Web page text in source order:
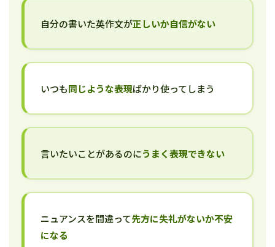
自分の書いた英作文が正しいか自信がない
いつも同じような表現ばかり使ってしまう
言いたいことがあるのにうまく表現できない
ニュアンスを間違って先方に失礼がないか不安
になる